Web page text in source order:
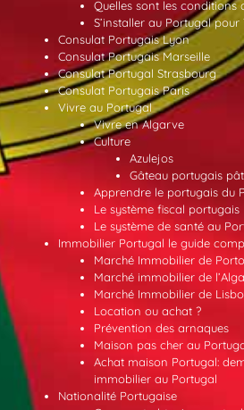
Quelles sont les conditions
S’installer au Portugal
Consulat Portugais Lyon
Consulat Portugais Marseille
Consulat Portugal Strasbourg
Consulat Portugais Paris
Vivre au Portugal
Vivre en Algarve
Culture
Azulejos
Gâteau portugais
Apprendre le portugais du
Le système fiscal portugais
Le système de santé au
Immobilier Portugal le guide
Marché Immobilier de Porto
Marché immobilier de
Marché Immobilier de
Location ou achat ?
Prévention des arnaques
Maison pas cher au
Achat maison Portugal:
immobilier au Portugal
Nationalité Portugaise